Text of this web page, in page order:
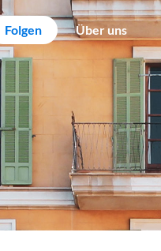
Folgen Über uns